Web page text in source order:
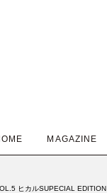
MAGAZINE
ヒカルSUPECIAL EDITION